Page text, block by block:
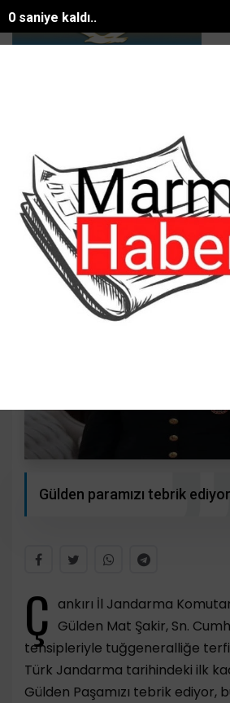
Turkiyenin İlk kadın paşa
#ASAYİŞ
Tarih:31 Temmuz,
Gülden paramızı tebrik
Ç ankırı İl Jandarma
Gülden Mat Şakir, Sn.
tensipleriyle tuğgeneralliğe
Türk Jandarma tarihindeki ilk
Gülden Paşamızı tebrik ediyor,